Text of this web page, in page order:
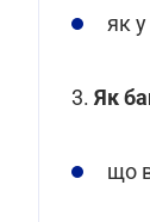
як
3. Як
що